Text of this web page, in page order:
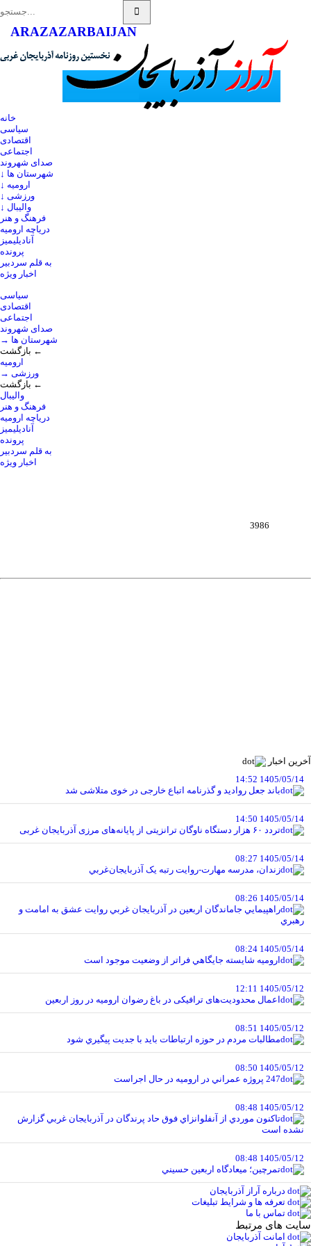
ARAZAZARBAIJAN
خانه
سیاسی
اقتصادی
اجتماعی
صدای شهروند
↓ شهرستان ها
↓ ارومیه
↓ ورزشی
↓ والیبال
فرهنگ و هنر
دریاچه ارومیه
آنادیلیمیز
پرونده
به قلم سردبیر
اخبار ویژه
سیاسی
اقتصادی
اجتماعی
صدای شهروند
→ شهرستان ها
بازگشت ←
ارومیه
→ ورزشی
بازگشت ←
والیبال
فرهنگ و هنر
دریاچه ارومیه
آنادیلیمیز
پرونده
به قلم سردبیر
اخبار ویژه
3986
آخرین اخبار
1405/05/14 14:52
باند جعل روادید و گذرنامه اتباع خارجی در خوی متلاشی شد
1405/05/14 14:50
تردد ۶۰ هزار دستگاه ناوگان ترانزیتی از پایانه‌های مرزی آذربایجان ‌غربی
1405/05/14 08:27
زندان، مدرسه مهارت-روايت رتبه يک آذربايجان‌غربي
1405/05/14 08:26
راهپيمايي جاماندگان اربعين در آذربايجان غربي روايت عشق به امامت و
رهبري
1405/05/14 08:24
اروميه شايسته جايگاهي فراتر از وضعيت موجود است
1405/05/12 12:11
اعمال محدودیت‌های ترافیکی در باغ رضوان ارومیه در روز اربعین
1405/05/12 08:51
مطالبات مردم در حوزه ارتباطات بايد با جديت پيگيري شود
1405/05/12 08:50
247 پروژه عمراني در اروميه در حال اجراست
1405/05/12 08:48
تاکنون موردي از آنفلوانزاي فوق حاد پرندگان در آذربايجان غربي گزارش
نشده است
1405/05/12 08:48
تمرچين؛ ميعادگاه اربعين حسيني
درباره آراز آذربایجان
تعرفه ها و شرایط تبلیغات
تماس با ما
سایت های مرتبط
امانت آذربایجان